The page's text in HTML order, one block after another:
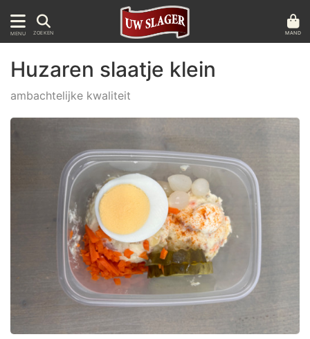
MENU ZOEKEN MAND
Huzaren slaatje klein
ambachtelijke kwaliteit